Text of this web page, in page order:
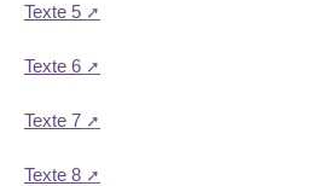
Texte 5
Texte 6
Texte 7
Texte 8